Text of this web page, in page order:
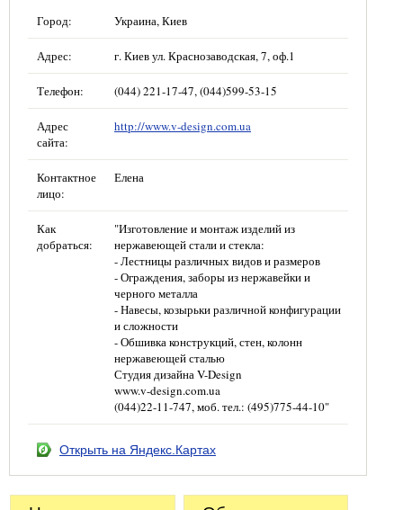
Город: Украина, Киев
Адрес: г. Киев ул. Краснозаводская, 7, оф.1
Телефон: (044) 221-17-47, (044)599-53-15
Адрес
сайта:
http://www.v-design.com.ua
Контактное
лицо:
Елена
Как
добраться:
"Изготовление и монтаж изделий из
нержавеющей стали и стекла:
- Лестницы различных видов и размеров
- Ограждения, заборы из нержавейки и
черного металла
- Навесы, козырьки различной конфигурации
и сложности
- Обшивка конструкций, стен, колонн
нержавеющей сталью
Студия дизайна V-Design
www.v-design.com.ua
(044)22-11-747, моб. тел.: (495)775-44-10"
Открыть на Яндекс.Картах